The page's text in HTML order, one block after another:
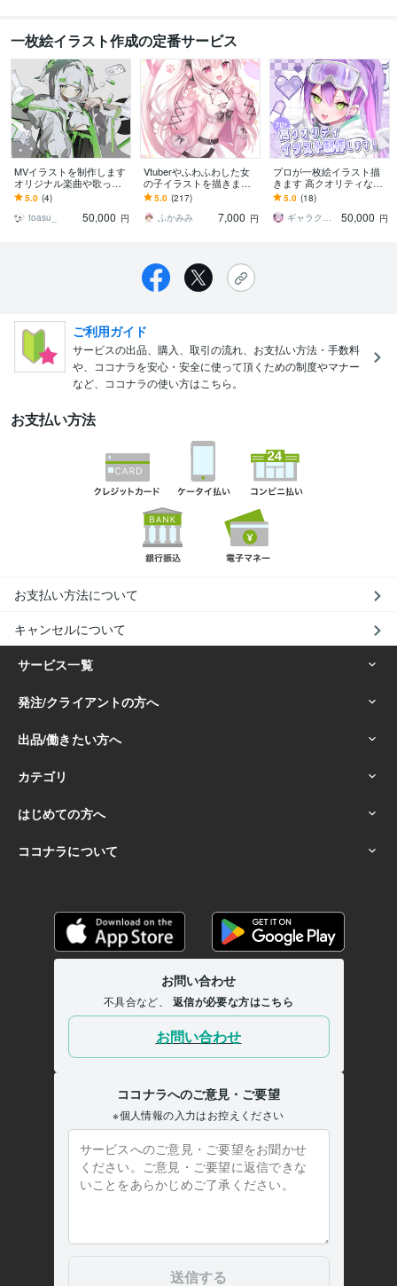
一枚絵イラスト作成の定番サービス
MVイラストを制作します
オリジナル楽曲や歌って
みたイラストの制作
5.0 (4)
toasu_
50,000 円
Vtuberやふわふわした女
の子イラストを描きます
◎1枚絵や立ち絵、パーツ
分けはお任せください！
5.0 (217)
ふかみみ
7,000 円
プロが一枚絵イラスト描
きます 高クオリティな自
分だけのイラストを制作
させて頂きます！
5.0 (18)
ギャラクシー 伊藤
50,000 円
ご利用ガイド
サービスの出品、購入、取引の流れ、お支払い方法・手数料
や、ココナラを安心・安全に使って頂くための制度やマナー
など、ココナラの使い方はこちら。
お支払い方法
お支払い方法について
キャンセルについて